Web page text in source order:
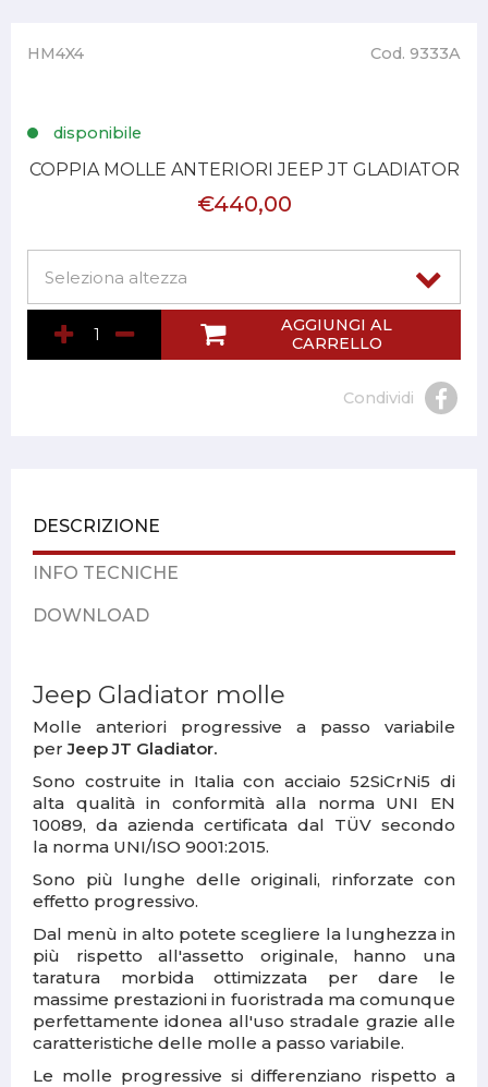
HM4X4 Cod. 9333A
disponibile
COPPIA MOLLE ANTERIORI JEEP JT GLADIATOR
€440,00
AGGIUNGI AL
CARRELLO
Condividi
DESCRIZIONE
INFO TECNICHE
DOWNLOAD
Jeep Gladiator molle
Molle anteriori progressive a passo variabile
perJeep JT Gladiator.
Sono costruite in Italiacon acciaio 52SiCrNi5 di
alta qualità in conformità alla norma UNI EN
10089, da azienda certificata dal TÜV secondo
la norma UNI/ISO 9001:2015.
Sono più lunghe delle originali, rinforzate con
effetto progressivo.
Dal menù in alto potete scegliere la lunghezza in
più rispetto all'assetto originale, hanno una
taratura morbida ottimizzata per dare le
massime prestazioni in fuoristrada ma comunque
perfettamente idonea all'uso stradale grazie alle
caratteristiche delle molle a passo variabile.
Le molle progressive si differenziano rispetto a